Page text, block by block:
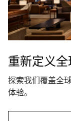
重新定义全
探索我们覆盖全
体验。